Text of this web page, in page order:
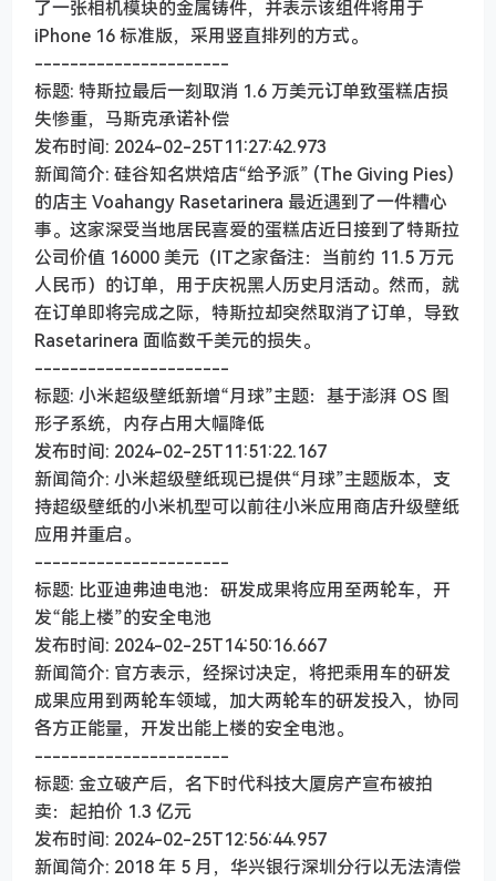
了一张相机模块的金属铸件，并表示该组件将用于
iPhone 16 标准版，采用竖直排列的方式。
----------------------
标题: 特斯拉最后一刻取消 1.6 万美元订单致蛋糕店损
失惨重，马斯克承诺补偿
发布时间: 2024-02-25T11:27:42.973
新闻简介: 硅谷知名烘焙店“给予派” (The Giving Pies)
的店主 Voahangy Rasetarinera 最近遇到了一件糟心
事。这家深受当地居民喜爱的蛋糕店近日接到了特斯拉
公司价值 16000 美元（IT之家备注：当前约 11.5 万元
人民币）的订单，用于庆祝黑人历史月活动。然而，就
在订单即将完成之际，特斯拉却突然取消了订单，导致
Rasetarinera 面临数千美元的损失。
----------------------
标题: 小米超级壁纸新增“月球”主题：基于澎湃 OS 图
形子系统，内存占用大幅降低
发布时间: 2024-02-25T11:51:22.167
新闻简介: 小米超级壁纸现已提供“月球”主题版本，支
持超级壁纸的小米机型可以前往小米应用商店升级壁纸
应用并重启。
----------------------
标题: 比亚迪弗迪电池：研发成果将应用至两轮车，开
发“能上楼”的安全电池
发布时间: 2024-02-25T14:50:16.667
新闻简介: 官方表示，经探讨决定，将把乘用车的研发
成果应用到两轮车领域，加大两轮车的研发投入，协同
各方正能量，开发出能上楼的安全电池。
----------------------
标题: 金立破产后，名下时代科技大厦房产宣布被拍
卖：起拍价 1.3 亿元
发布时间: 2024-02-25T12:56:44.957
新闻简介: 2018 年 5 月，华兴银行深圳分行以无法清偿